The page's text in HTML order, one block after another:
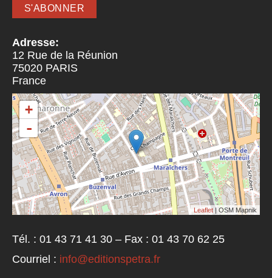
Adresse:
12 Rue de la Réunion
75020 PARIS
France
+
-
Leaflet | OSM Mapnik
Tél. : 01 43 71 41 30 – Fax : 01 43 70 62 25
Courriel : info@editionspetra.fr